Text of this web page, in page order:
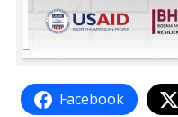
Facebook